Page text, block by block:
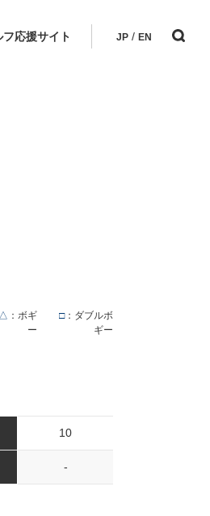
フ応援サイト JP / EN
△ ：ボギ
ー
□：ダブルボ
ギー
10
-